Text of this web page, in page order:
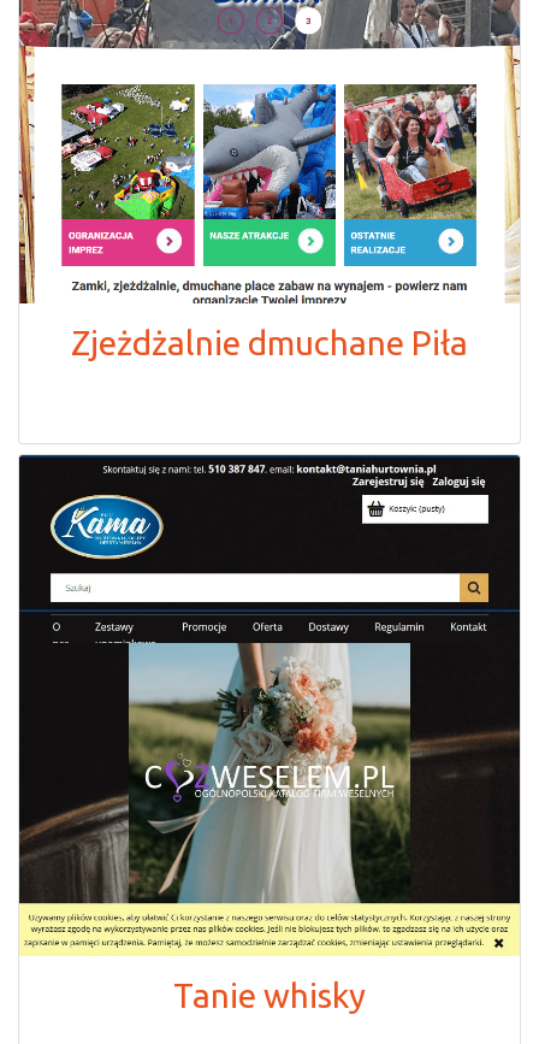
Zjeżdżalnie dmuchane Piła
Tanie whisky